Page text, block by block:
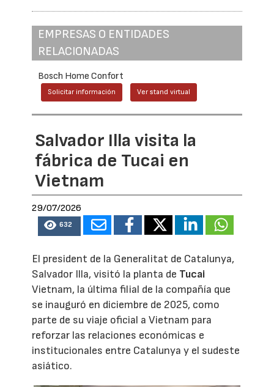
EMPRESAS O ENTIDADES
RELACIONADAS
Bosch Home Confort
Solicitar información Ver stand virtual
Salvador Illa visita la
fábrica de Tucai en
Vietnam
29/07/2026
632
El president de la Generalitat de Catalunya,
Salvador Illa, visitó la planta de Tucai
Vietnam, la última filial de la compañía que
se inauguró en diciembre de 2025, como
parte de su viaje oficial a Vietnam para
reforzar las relaciones económicas e
institucionales entre Catalunya y el sudeste
asiático.